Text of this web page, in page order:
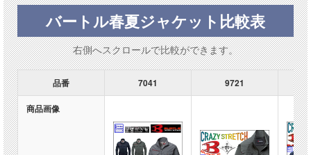
バートル春夏ジャケット比較表
右側へスクロールで比較ができます。
品番 7041 9721
商品画像